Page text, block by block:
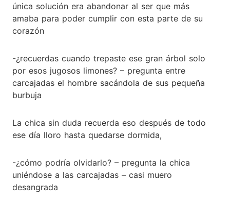
única solución era abandonar al ser que más
amaba para poder cumplir con esta parte de su
corazón
-¿recuerdas cuando trepaste ese gran árbol solo
por esos jugosos limones? – pregunta entre
carcajadas el hombre sacándola de sus pequeña
burbuja
La chica sin duda recuerda eso después de todo
ese día lloro hasta quedarse dormida,
-¿cómo podría olvidarlo? – pregunta la chica
uniéndose a las carcajadas – casi muero
desangrada